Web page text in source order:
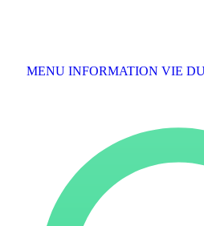
MENU INFORMATION VIE